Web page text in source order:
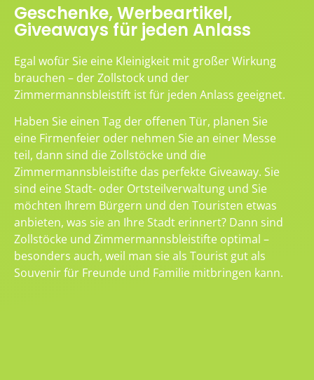
Geschenke, Werbeartikel,
Giveaways für jeden Anlass
Egal wofür Sie eine Kleinigkeit mit großer Wirkung
brauchen – der Zollstock und der
Zimmermannsbleistift ist für jeden Anlass geeignet.
Haben Sie einen Tag der offenen Tür, planen Sie
eine Firmenfeier oder nehmen Sie an einer Messe
teil, dann sind die Zollstöcke und die
Zimmermannsbleistifte das perfekte Giveaway. Sie
sind eine Stadt- oder Ortsteilverwaltung und Sie
möchten Ihrem Bürgern und den Touristen etwas
anbieten, was sie an Ihre Stadt erinnert? Dann sind
Zollstöcke und Zimmermannsbleistifte optimal –
besonders auch, weil man sie als Tourist gut als
Souvenir für Freunde und Familie mitbringen kann.